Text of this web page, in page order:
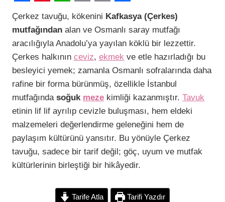
F
a
c
e
b
o
o
k
P
i
n
t
e
r
e
s
t
W
h
a
t
s
A
p
p
E
m
a
i
l
C
o
p
y
L
i
n
k
S
h
a
r
e
Çerkez tavuğu, kökenini Kafkasya (Çerkes)
mutfağından alan ve Osmanlı saray mutfağı
aracılığıyla Anadolu’ya yayılan köklü bir lezzettir.
Çerkes halkının ceviz, ekmek ve etle hazırladığı bu
besleyici yemek; zamanla Osmanlı sofralarında daha
rafine bir forma bürünmüş, özellikle İstanbul
mutfağında soğuk meze kimliği kazanmıştır. Tavuk
etinin lif lif ayrılıp cevizle buluşması, hem eldeki
malzemeleri değerlendirme geleneğini hem de
paylaşım kültürünü yansıtır. Bu yönüyle Çerkez
tavuğu, sadece bir tarif değil; göç, uyum ve mutfak
kültürlerinin birleştiği bir hikâyedir.
Tarife Atla Tarifi Yazdır